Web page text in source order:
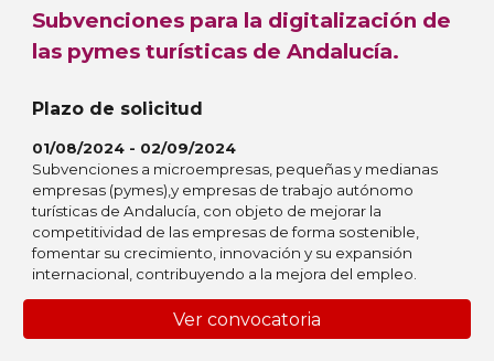
Subvenciones para la digitalización de
las pymes turísticas de Andalucía.
Plazo de solicitud
01/08/2024 - 02/09/2024
Subvenciones a microempresas, pequeñas y medianas
empresas (pymes),y empresas de trabajo autónomo
turísticas de Andalucía, con objeto de mejorar la
competitividad de las empresas de forma sostenible,
fomentar su crecimiento, innovación y su expansión
internacional, contribuyendo a la mejora del empleo.
Ver convocatoria